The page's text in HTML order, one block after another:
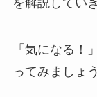
「気になる！
ってみましょ